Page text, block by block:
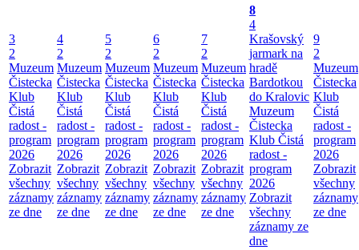
3
2
Muzeum
Čistecka
Klub
Čistá
radost -
program
2026
Zobrazit
všechny
záznamy
ze dne
4
2
Muzeum
Čistecka
Klub
Čistá
radost -
program
2026
Zobrazit
všechny
záznamy
ze dne
5
2
Muzeum
Čistecka
Klub
Čistá
radost -
program
2026
Zobrazit
všechny
záznamy
ze dne
6
2
Muzeum
Čistecka
Klub
Čistá
radost -
program
2026
Zobrazit
všechny
záznamy
ze dne
7
2
Muzeum
Čistecka
Klub
Čistá
radost -
program
2026
Zobrazit
všechny
záznamy
ze dne
8
4
Krašovský
jarmark na
hradě
Bardotkou
do Kralovic
Muzeum
Čistecka
Klub Čistá
radost -
program
2026
Zobrazit
všechny
záznamy ze
dne
9
2
Muzeum
Čistecka
Klub
Čistá
radost -
program
2026
Zobrazit
všechny
záznamy
ze dne